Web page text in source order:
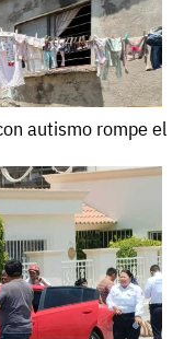
autismo rompe el